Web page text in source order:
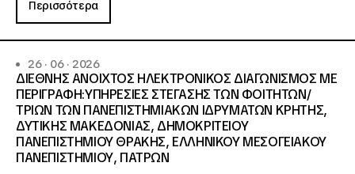
Περισσότερα
26 · 06 · 2026
ΔΙΕΘΝΗΣ ΑΝΟΙΧΤΟΣ ΗΛΕΚΤΡΟΝΙΚΟΣ ΔΙΑΓΩΝΙΣΜΟΣ ΜΕ
ΠΕΡΙΓΡΑΦΗ:ΥΠΗΡΕΣΙΕΣ ΣΤΕΓΑΣΗΣ ΤΩΝ ΦΟΙΤΗΤΩΝ/
ΤΡΙΩΝ ΤΩΝ ΠΑΝΕΠΙΣΤΗΜΙΑΚΩΝ ΙΔΡΥΜΑΤΩΝ KΡΗΤΗΣ,
ΔΥΤΙΚΗΣ ΜΑΚΕΔΟΝΙΑΣ, ΔΗΜΟΚΡΙΤΕΙΟΥ
ΠΑΝΕΠΙΣΤΗΜΙΟΥ ΘΡΑΚΗΣ, ΕΛΛΗΝΙΚΟΥ ΜΕΣΟΓΕΙΑΚΟΥ
ΠΑΝΕΠΙΣΤΗΜΙΟΥ, ΠΑΤΡΩΝ